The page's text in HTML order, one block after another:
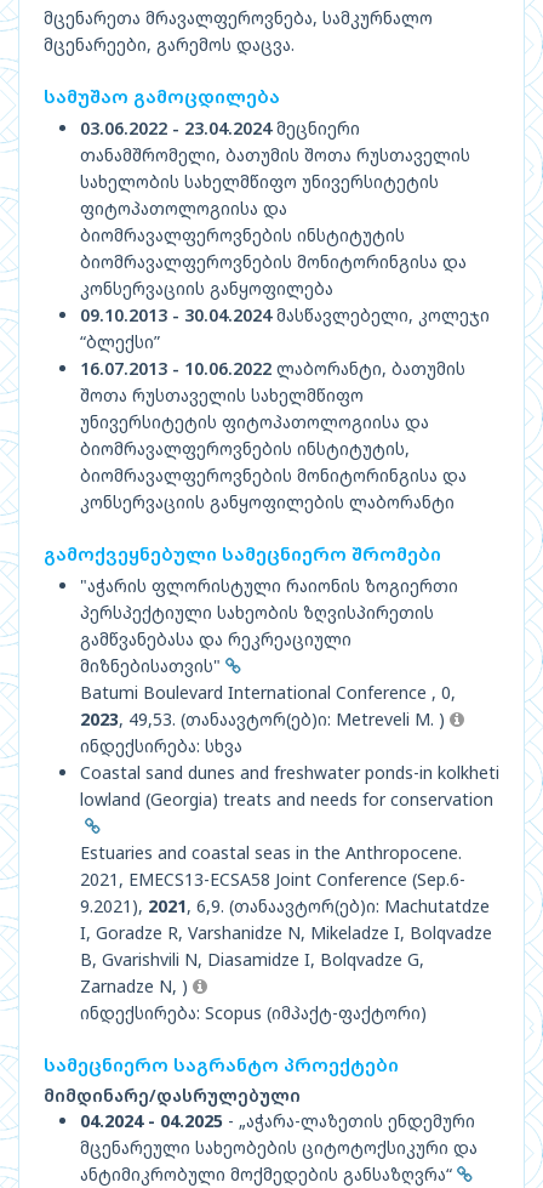
მცენარეთა მრავალფეროვნება, სამკურნალო
მცენარეები, გარემოს დაცვა.
სამუშაო გამოცდილება
03.06.2022 - 23.04.2024მეცნიერი
თანამშრომელი, ბათუმის შოთა რუსთაველის
სახელობის სახელმწიფო უნივერსიტეტის
ფიტოპათოლოგიისა და
ბიომრავალფეროვნების ინსტიტუტის
ბიომრავალფეროვნების მონიტორინგისა და
კონსერვაციის განყოფილება
09.10.2013 - 30.04.2024მასწავლებელი, კოლეჯი
“ბლექსი”
16.07.2013 - 10.06.2022 ლაბორანტი, ბათუმის
შოთა რუსთაველის სახელმწიფო
უნივერსიტეტის ფიტოპათოლოგიისა და
ბიომრავალფეროვნების ინსტიტუტის,
ბიომრავალფეროვნების მონიტორინგისა და
კონსერვაციის განყოფილების ლაბორანტი
გამოქვეყნებული სამეცნიერო შრომები
"აჭარის ფლორისტული რაიონის ზოგიერთი
პერსპექტიული სახეობის ზღვისპირეთის
გამწვანებასა და რეკრეაციული
მიზნებისათვის"
Batumi Boulevard International Conference , 0,
2023, 49,53. (თანაავტორ(ებ)ი: Metreveli M. )
ინდექსირება: სხვა
Coastal sand dunes and freshwater ponds-in kolkheti
lowland (Georgia) treats and needs for conservation
Estuaries and coastal seas in the Anthropocene.
2021, EMECS13-ECSA58 Joint Conference (Sep.6-
9.2021), 2021, 6,9. (თანაავტორ(ებ)ი: Machutatdze
I, Goradze R, Varshanidze N, Mikeladze I, Bolqvadze
B, Gvarishvili N, Diasamidze I, Bolqvadze G,
Zarnadze N, )
ინდექსირება: Scopus (იმპაქტ-ფაქტორი)
სამეცნიერო საგრანტო პროექტები
მიმდინარე/დასრულებული
04.2024 - 04.2025 - „აჭარა-ლაზეთის ენდემური
მცენარეული სახეობების ციტოტოქსიკური და
ანტიმიკრობული მოქმედების განსაზღვრა“